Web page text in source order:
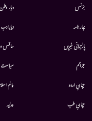
بزنس
بہار نامہ
پارلیمانی خبریں
جرائم
جہانِ اردو
جہانِ طب
دیار وطن
دیارِادب
سائنس
سیاست
عالم
عدلیہ